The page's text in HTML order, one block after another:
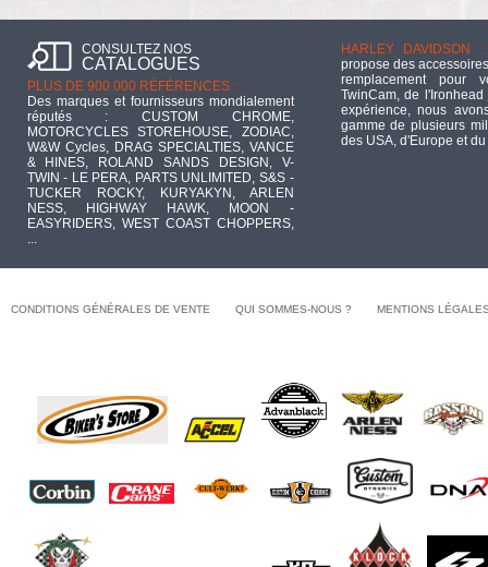
CONSULTEZ NOS
CATALOGUES
PLUS DE 900 000 RÉFÉRENCES :
Des marques et fournisseurs mondialement
réputés : CUSTOM CHROME,
MOTORCYCLES STOREHOUSE, ZODIAC,
W&W Cycles, DRAG SPECIALTIES, VANCE
& HINES, ROLAND SANDS DESIGN, V-
TWIN - LE PERA, PARTS UNLIMITED, S&S -
TUCKER ROCKY, KURYAKYN, ARLEN
NESS, HIGHWAY HAWK, MOON -
EASYRIDERS, WEST COAST CHOPPERS,
...
HARLEY DAVIDSON :
propose des
remplacement pour
TwinCam, de
expérience, nous
gamme de plusieurs
des USA, d'Europe et
CONDITIONS GÉNÉRALES DE VENTE QUI SOMMES-NOUS ? MENTIONS